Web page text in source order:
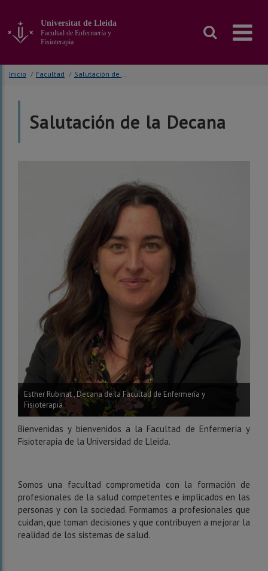
contenido
principal
la
página
Universitat de Lleida
Facultad de Enfermería y
Fisioterapia
Inicio / Facultad / Salutación de la Decana
Salutación de la Decana
Esther Rubinat , Decana de la Facultad de Enfermería y
Fisioterapia
Bienvenidas y bienvenidos a la Facultad de Enfermería y
Fisioterapia de la Universidad de Lleida.
Somos una facultad comprometida con la formación de
profesionales de la salud competentes e implicados en las
personas y con la sociedad. Formamos a profesionales que
cuidan, que toman decisiones y que contribuyen a mejorar la
realidad de los sistemas de salud.